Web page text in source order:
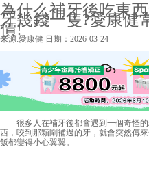
為什么補牙後吃東
牙幾錢一隻?愛康健
價!
来源:愛康健 日期：2026-03-24
很多人在補牙後都會遇到一個奇怪的
西，咬到那顆剛補過的牙，就會突然傳
飯都變得小心翼翼。